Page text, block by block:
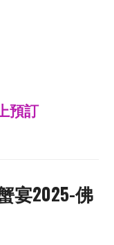
預訂
宴2025-佛